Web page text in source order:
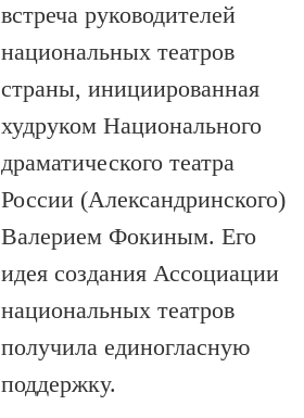
встреча руководителей
национальных театров
страны, инициированная
худруком Национального
драматического театра
России (Александринского)
Валерием Фокиным. Его
идея создания Ассоциации
национальных театров
получила единогласную
поддержку.